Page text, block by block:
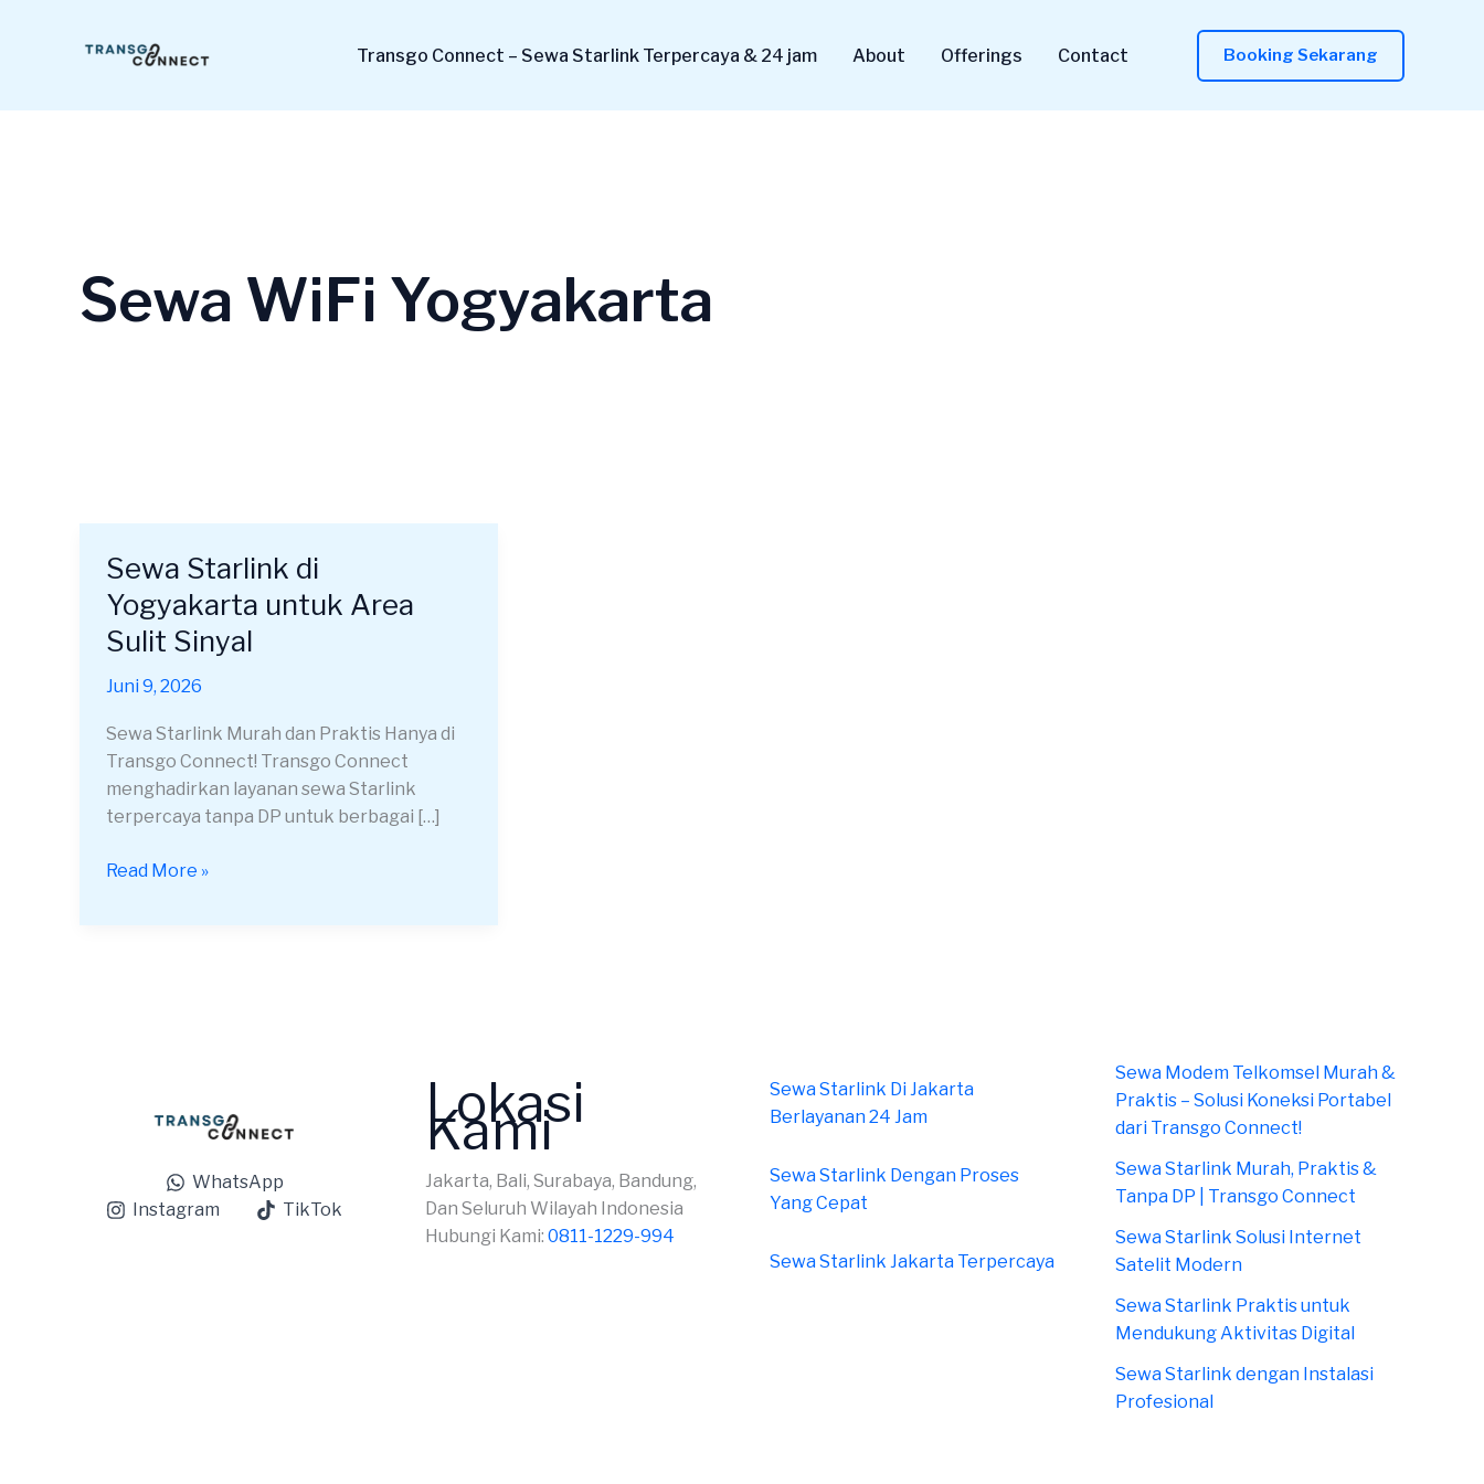
Transgo Connect – Sewa Starlink Terpercaya & 24 jam About Offerings Contact Booking Sekarang
Sewa WiFi Yogyakarta
Sewa Starlink di
Yogyakarta untuk Area
Sulit Sinyal
Juni 9, 2026
Sewa Starlink Murah dan Praktis Hanya di
Transgo Connect! Transgo Connect
menghadirkan layanan sewa Starlink
terpercaya tanpa DP untuk berbagai […]
Sewa
Starlink
di
Yogyakarta
Sulit
Sinyal
Read More »
WhatsApp
Instagram
TikTok
Lokasi
Kami
Jakarta, Bali, Surabaya, Bandung,
Dan Seluruh Wilayah Indonesia
Hubungi Kami: 0811-1229-994
Sewa Starlink Di Jakarta
Berlayanan 24 Jam
Sewa Starlink Dengan Proses
Yang Cepat
Sewa Starlink Jakarta Terpercaya
Sewa Modem Telkomsel Murah &
Praktis – Solusi Koneksi Portabel
dari Transgo Connect!
Sewa Starlink Murah, Praktis &
Tanpa DP | Transgo Connect
Sewa Starlink Solusi Internet
Satelit Modern
Sewa Starlink Praktis untuk
Mendukung Aktivitas Digital
Sewa Starlink dengan Instalasi
Profesional